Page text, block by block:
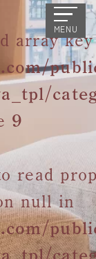
MENU
array
9
read
null in